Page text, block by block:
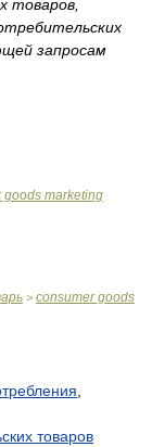
товаров,
запросам
goods marketing
> consumer goods
товаров